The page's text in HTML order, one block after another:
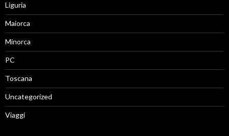
Liguria
Maiorca
Minorca
PC
Toscana
Uncategorized
Viaggi